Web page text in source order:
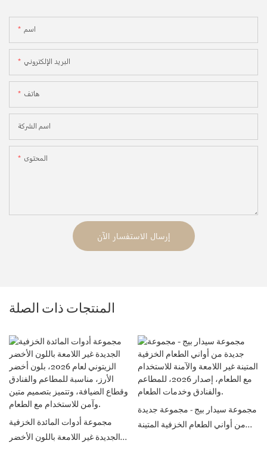
اسم
البريد الإلكتروني
هاتف
اسم الشركة
المحتوى
إرسال الاستفسار الآن
المنتجات ذات الصلة
مجموعة أدوات المائدة الخزفية
الجديدة غير اللامعة باللون الأخضر
مجموعة سيدار بيج - مجموعة جديدة
من أواني الطعام الخزفية المتينة